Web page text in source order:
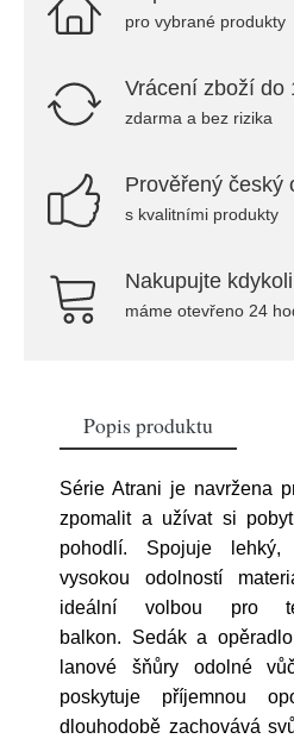
pro vybrané produkty
Vrácení zboží do
zdarma a bez rizika
Prověřený český
s kvalitními produkty
Nakupujte kdykoli
máme otevřeno 24
Popis produktu
Série Atrani je navržena
zpomalit a užívat si
pohodlí. Spojuje
vysokou odolností
ideální volbou pro
balkon. Sedák a
lanové šňůry odolné
poskytuje příjemnou
dlouhodobě zachovává